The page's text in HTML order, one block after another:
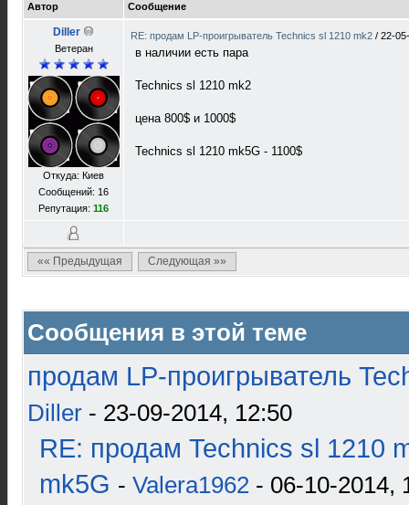
Автор Сообщение
Diller
Ветеран
Откуда: Киев
Сообщений: 16
Репутация: 116
RE: продам LP-проигрыватель Technics sl 1210 mk2 / 22-
в наличии есть пара
Technics sl 1210 mk2
цена 800$ и 1000$
Technics sl 1210 mk5G - 1100$
«« Предыдущая Следующая »»
Сообщения в этой теме
продам LP-проигрыватель
Diller - 23-09-2014, 12:50
RE: продам Technics sl 1210
mk5G - Valera1962 - 06-10-2014,